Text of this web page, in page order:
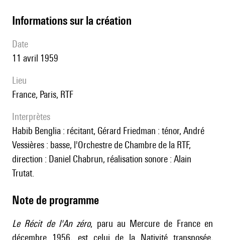
informations sur la création
date
11 avril 1959
lieu
France, Paris, RTF
interprètes
Habib Benglia : récitant, Gérard Friedman : ténor, André
Vessières : basse, l'Orchestre de Chambre de la RTF,
direction : Daniel Chabrun, réalisation sonore : Alain
Trutat.
Note de programme
Le Récit de l'An zéro, paru au Mercure de France en
décembre 1956, est celui de la Nativité transposée,